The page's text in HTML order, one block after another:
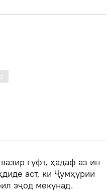
гуфт, ҳадаф аз ин
аст, ки Ҷумҳурии
эҷод мекунад.